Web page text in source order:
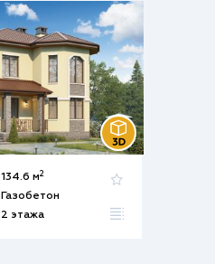
134.6 м2
Газобетон
2 этажа